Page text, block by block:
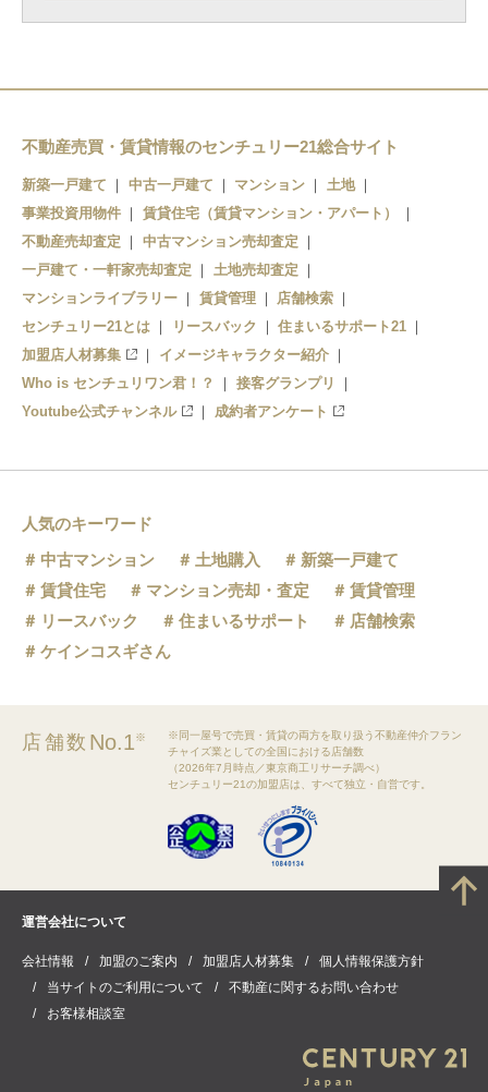
不動産売買・賃貸情報のセンチュリー21総合サイト
新築一戸建て 中古一戸建て マンション
土地
事業投資用物件
賃貸住宅（賃貸マンション・アパート）
不動産売却査定
中古マンション売却査定
一戸建て・一軒家売却査定
土地売却査定
マンションライブラリー
賃貸管理
店舗検索
センチュリー21とは
リースバック
住まいるサポート21
加盟店人材募集
イメージキャラクター紹介
Who is センチュリワン君！？
接客グランプリ
Youtube公式チャンネル
成約者アンケート
人気のキーワード
中古マンション
土地購入
新築一戸建て
賃貸住宅
マンション売却・査定
賃貸管理
リースバック
住まいるサポート
店舗検索
ケインコスギさん
店舗数 No.1※
※同一屋号で売買・賃貸の両方を取り扱う不動産仲介フラン
チャイズ業としての全国における店舗数
（2026年7月時点／東京商工リサーチ調べ）
センチュリー21の加盟店は、すべて独立・自営です。
運営会社について
会社情報 加盟のご案内 加盟店人材募集
個人情報保護方針
当サイトのご利用について
不動産に関するお問い合わせ
お客様相談室